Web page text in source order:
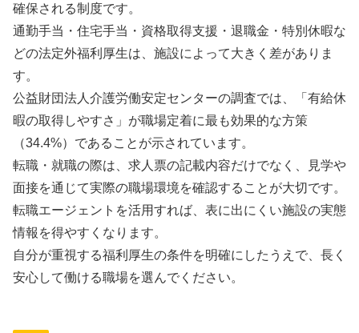
確保される制度です。
通勤手当・住宅手当・資格取得支援・退職金・特別休暇な
どの法定外福利厚生は、施設によって大きく差がありま
す。
公益財団法人介護労働安定センターの調査では、「有給休
暇の取得しやすさ」が職場定着に最も効果的な方策
（34.4%）であることが示されています。
転職・就職の際は、求人票の記載内容だけでなく、見学や
面接を通じて実際の職場環境を確認することが大切です。
転職エージェントを活用すれば、表に出にくい施設の実態
情報を得やすくなります。
自分が重視する福利厚生の条件を明確にしたうえで、長く
安心して働ける職場を選んでください。